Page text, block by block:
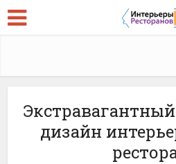
дизайн